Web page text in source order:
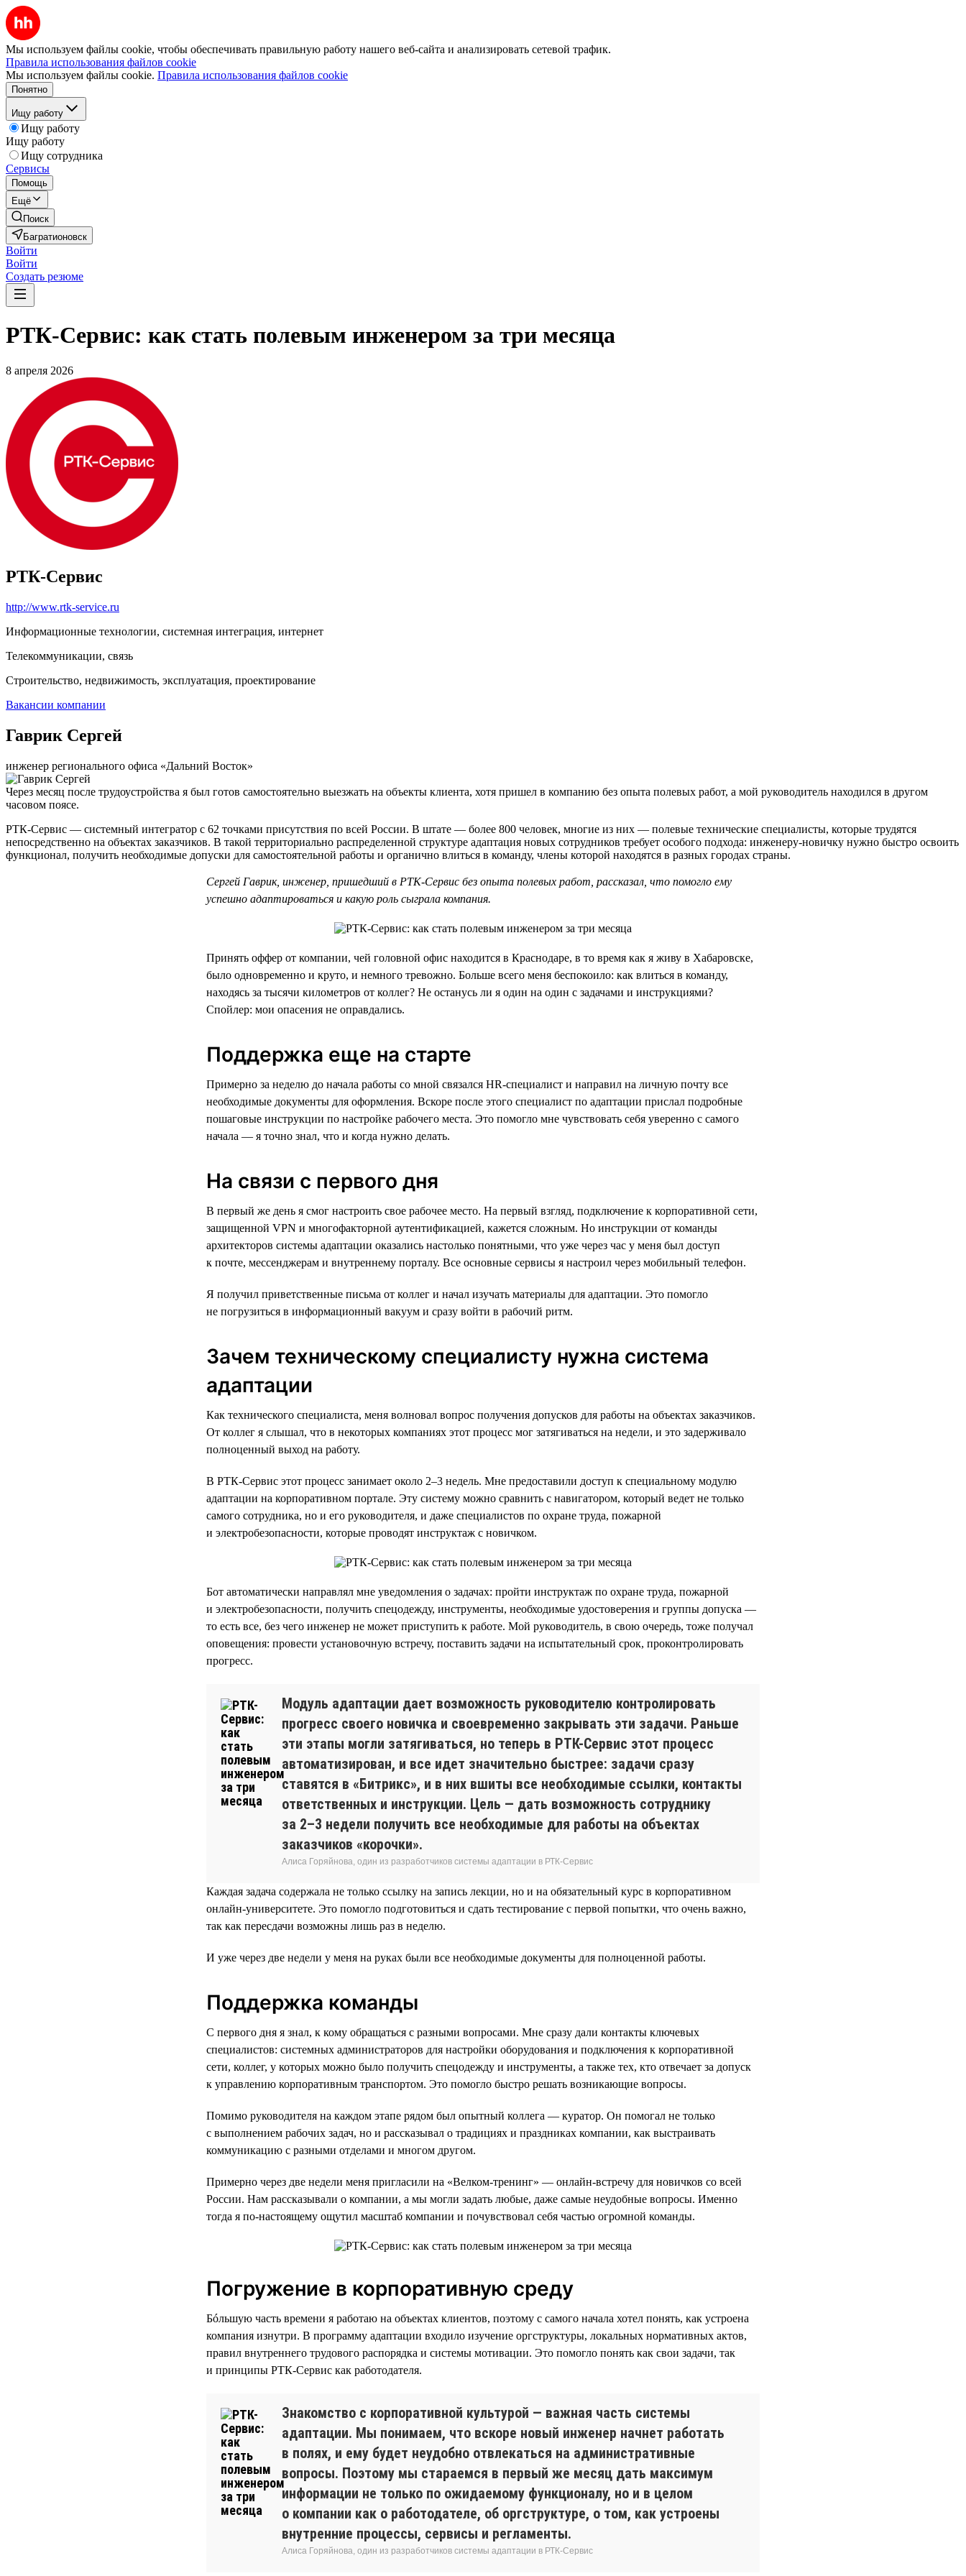
Мы используем файлы cookie, чтобы обеспечивать правильную работу нашего веб-сайта и анализировать сетевой трафик.
Правила использования файлов cookie
Мы используем файлы cookie. Правила использования файлов cookie
Понятно
Ищу работу
Ищу работу
Ищу работу
Ищу сотрудника
Сервисы
Помощь
Ещё
Поиск
Багратионовск
Войти
Войти
Создать резюме
РТК-Сервис: как стать полевым инженером за три месяца
8 апреля 2026
РТК-Сервис
http://www.rtk-service.ru
Информационные технологии, системная интеграция, интернет
Телекоммуникации, связь
Строительство, недвижимость, эксплуатация, проектирование
Вакансии компании
Гаврик Сергей
инженер регионального офиса «Дальний Восток»
Через месяц после трудоустройства я был готов самостоятельно выезжать на объекты клиента, хотя пришел в компанию без опыта полевых работ, а мой руководитель находился в другом
часовом поясе.
РТК-Сервис — системный интегратор с 62 точками присутствия по всей России. В штате — более 800 человек, многие из них — полевые технические специалисты, которые трудятся
непосредственно на объектах заказчиков. В такой территориально распределенной структуре адаптация новых сотрудников требует особого подхода: инженеру-новичку нужно быстро освоить
функционал, получить необходимые допуски для самостоятельной работы и органично влиться в команду, члены которой находятся в разных городах страны.
Сергей Гаврик, инженер, пришедший в РТК-Сервис без опыта полевых работ, рассказал, что помогло ему
успешно адаптироваться и какую роль сыграла компания.
Принять оффер от компании, чей головной офис находится в Краснодаре, в то время как я живу в Хабаровске,
было одновременно и круто, и немного тревожно. Больше всего меня беспокоило: как влиться в команду,
находясь за тысячи километров от коллег? Не останусь ли я один на один с задачами и инструкциями?
Спойлер: мои опасения не оправдались.
Поддержка еще на старте
Примерно за неделю до начала работы со мной связался HR-специалист и направил на личную почту все
необходимые документы для оформления. Вскоре после этого специалист по адаптации прислал подробные
пошаговые инструкции по настройке рабочего места. Это помогло мне чувствовать себя уверенно с самого
начала — я точно знал, что и когда нужно делать.
На связи с первого дня
В первый же день я смог настроить свое рабочее место. На первый взгляд, подключение к корпоративной сети,
защищенной VPN и многофакторной аутентификацией, кажется сложным. Но инструкции от команды
архитекторов системы адаптации оказались настолько понятными, что уже через час у меня был доступ
к почте, мессенджерам и внутреннему порталу. Все основные сервисы я настроил через мобильный телефон.
Я получил приветственные письма от коллег и начал изучать материалы для адаптации. Это помогло
не погрузиться в информационный вакуум и сразу войти в рабочий ритм.
Зачем техническому специалисту нужна система
адаптации
Как технического специалиста, меня волновал вопрос получения допусков для работы на объектах заказчиков.
От коллег я слышал, что в некоторых компаниях этот процесс мог затягиваться на недели, и это задерживало
полноценный выход на работу.
В РТК-Сервис этот процесс занимает около 2–3 недель. Мне предоставили доступ к специальному модулю
адаптации на корпоративном портале. Эту систему можно сравнить с навигатором, который ведет не только
самого сотрудника, но и его руководителя, и даже специалистов по охране труда, пожарной
и электробезопасности, которые проводят инструктаж с новичком.
Бот автоматически направлял мне уведомления о задачах: пройти инструктаж по охране труда, пожарной
и электробезопасности, получить спецодежду, инструменты, необходимые удостоверения и группы допуска —
то есть все, без чего инженер не может приступить к работе. Мой руководитель, в свою очередь, тоже получал
оповещения: провести установочную встречу, поставить задачи на испытательный срок, проконтролировать
прогресс.
Модуль адаптации дает возможность руководителю контролировать
прогресс своего новичка и своевременно закрывать эти задачи. Раньше
эти этапы могли затягиваться, но теперь в РТК-Сервис этот процесс
автоматизирован, и все идет значительно быстрее: задачи сразу
ставятся в «Битрикс», и в них вшиты все необходимые ссылки, контакты
ответственных и инструкции. Цель — дать возможность сотруднику
за 2–3 недели получить все необходимые для работы на объектах
заказчиков «корочки».
Алиса Горяйнова, один из разработчиков системы адаптации в РТК-Сервис
Каждая задача содержала не только ссылку на запись лекции, но и на обязательный курс в корпоративном
онлайн-университете. Это помогло подготовиться и сдать тестирование с первой попытки, что очень важно,
так как пересдачи возможны лишь раз в неделю.
И уже через две недели у меня на руках были все необходимые документы для полноценной работы.
Поддержка команды
С первого дня я знал, к кому обращаться с разными вопросами. Мне сразу дали контакты ключевых
специалистов: системных администраторов для настройки оборудования и подключения к корпоративной
сети, коллег, у которых можно было получить спецодежду и инструменты, а также тех, кто отвечает за допуск
к управлению корпоративным транспортом. Это помогло быстро решать возникающие вопросы.
Помимо руководителя на каждом этапе рядом был опытный коллега — куратор. Он помогал не только
с выполнением рабочих задач, но и рассказывал о традициях и праздниках компании, как выстраивать
коммуникацию с разными отделами и многом другом.
Примерно через две недели меня пригласили на «Велком-тренинг» — онлайн-встречу для новичков со всей
России. Нам рассказывали о компании, а мы могли задать любые, даже самые неудобные вопросы. Именно
тогда я по-настоящему ощутил масштаб компании и почувствовал себя частью огромной команды.
Погружение в корпоративную среду
Бóльшую часть времени я работаю на объектах клиентов, поэтому с самого начала хотел понять, как устроена
компания изнутри. В программу адаптации входило изучение оргструктуры, локальных нормативных актов,
правил внутреннего трудового распорядка и системы мотивации. Это помогло понять как свои задачи, так
и принципы РТК-Сервис как работодателя.
Знакомство с корпоративной культурой — важная часть системы
адаптации. Мы понимаем, что вскоре новый инженер начнет работать
в полях, и ему будет неудобно отвлекаться на административные
вопросы. Поэтому мы стараемся в первый же месяц дать максимум
информации не только по ожидаемому функционалу, но и в целом
о компании как о работодателе, об оргструктуре, о том, как устроены
внутренние процессы, сервисы и регламенты.
Алиса Горяйнова, один из разработчиков системы адаптации в РТК-Сервис